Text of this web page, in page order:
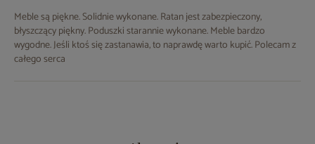
Meble są piękne. Solidnie wykonane. Ratan jest zabezpieczony,
błyszczący piękny. Poduszki starannie wykonane. Meble bardzo
wygodne. Jeśli ktoś się zastanawia, to naprawdę warto kupić. Polecam z
całego serca